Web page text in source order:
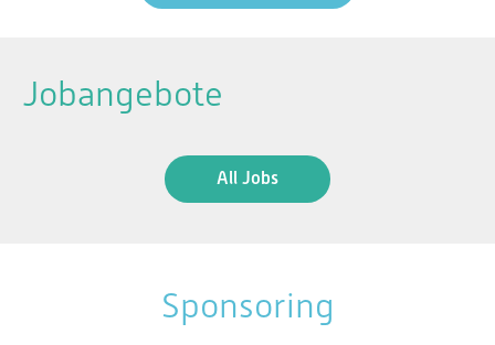
Jobangebote
All Jobs
Sponsoring